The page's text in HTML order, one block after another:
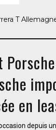
en
depuis un